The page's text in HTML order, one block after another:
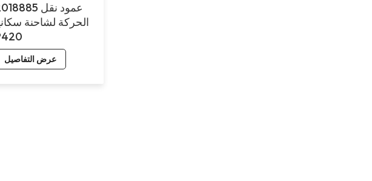
2018885 عمود
الحركة لشاحنة
عرض التفاصيل